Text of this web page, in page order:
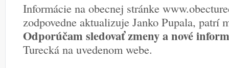
Informácie na obecnej stránke
zodpovedne aktualizuje Janko Pupala, patrí
Odporúčam sledovať zmeny a nové
Turecká na uvedenom webe.